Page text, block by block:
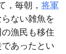
，毎朝， 将軍
らない雑魚を
漁民も移住
あったとい